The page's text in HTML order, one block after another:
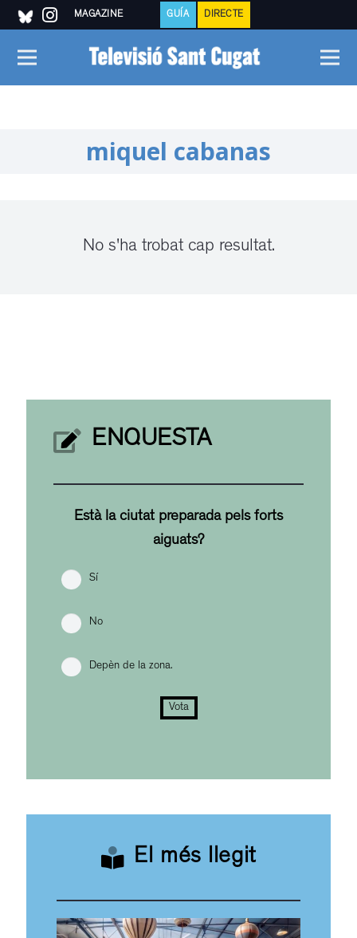
MAGAZINE GUÍA DIRECTE
miquel cabanas
No s'ha trobat cap resultat.
ENQUESTA
Està la ciutat preparada pels forts
aiguats?
Sí
No
Depèn de la zona.
Vota
El més llegit